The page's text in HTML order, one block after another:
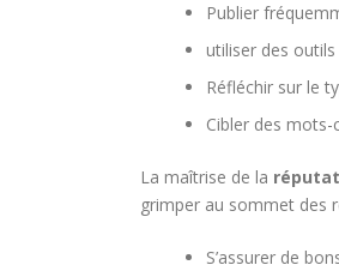
Publier
utiliser des outils
Réfléchir sur le
Cibler des
La maîtrise de la
grimper au sommet des
S’assurer de